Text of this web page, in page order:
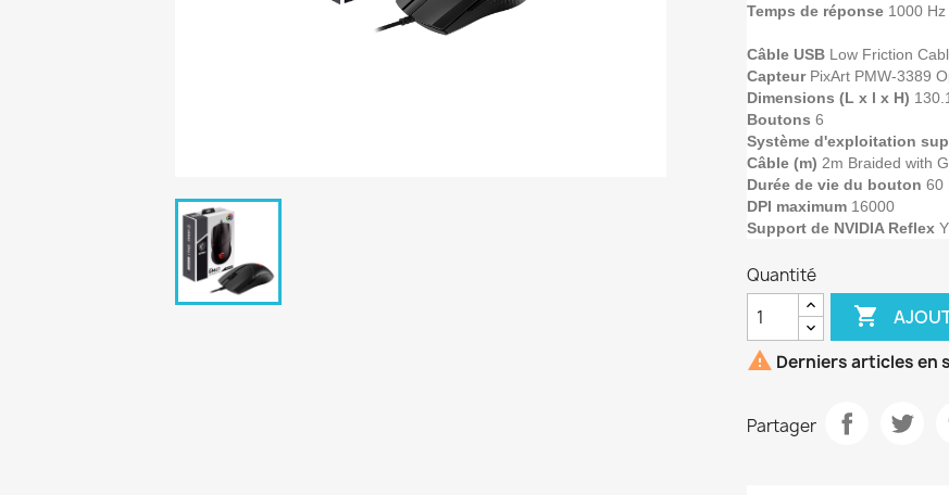
Temps de réponse 1000
Câble USB Low Friction
CapteurPixArt PMW-3389
Dimensions (L x l x H)
Boutons 6
Système d'exploitation
Câble (m) 2m Braided with
Durée de vie du bouton 60
DPI maximum 16000
Support de NVIDIA Reflex Y
Quantité

 Derniers articles en
Partager